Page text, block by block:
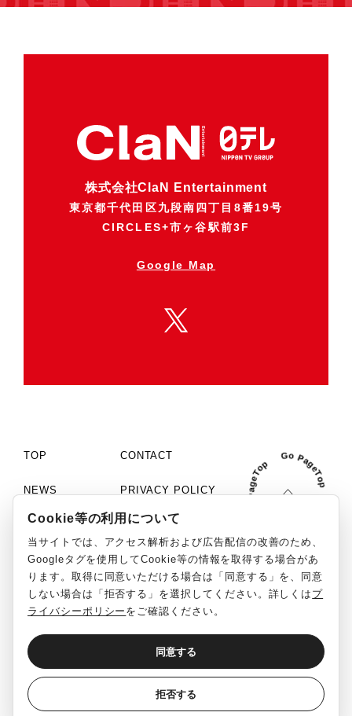
株式会社ClaN Entertainment
東京都千代田区九段南四丁目8番19号
CIRCLES+市ヶ谷駅前3F
Google Map
TOP
NEWS
COMPANY
PHILOSOPHY
WORKS
CONTACT
PRIVACY POLICY
COOKIE SETTINGS
MCN「C+」
SOCIAL MEDIA GUIDELINE
English
©ClaN Entertainment inc. All Rights Reserved.
Cookie等の利用について
当サイトでは、アクセス解析および広告配信の改善のため、
Googleタグを使用してCookie等の情報を取得する場合があ
ります。取得に同意いただける場合は「同意する」を、同意
しない場合は「拒否する」を選択してください。詳しくは プ
ライバシーポリシー をご確認ください。
同意する
拒否する